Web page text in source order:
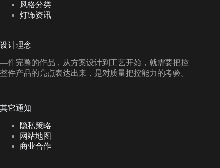
风格分类
灯饰资讯
设计理念
—件完整的作品，从方案设计到工艺开始，就需要把控
整件产品的亮点表达出来，是对质量把控能力的考验。
其它通知
隐私策略
网站地图
商业合作